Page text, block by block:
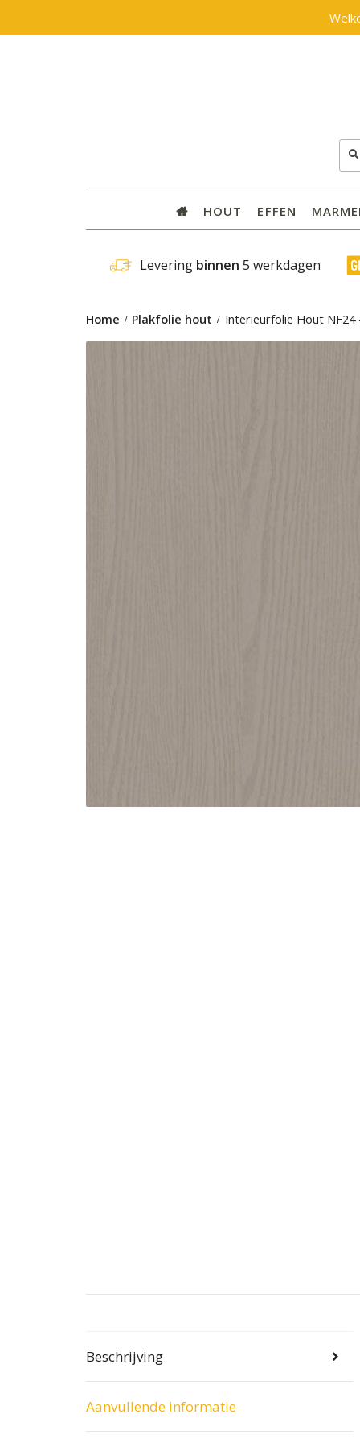
HOUT EFFEN
Levering binnen 5 werkdagen
Home Plakfolie hout Interieurfolie Hout NF24
Beschrijving
Aanvullende informatie